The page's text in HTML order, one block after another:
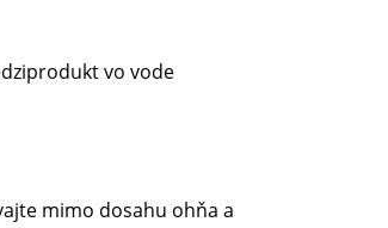
vo vode
mimo dosahu ohňa a